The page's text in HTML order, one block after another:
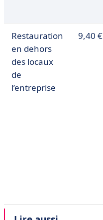
Restauration
en dehors
des locaux
de
l’entreprise
9,40 €